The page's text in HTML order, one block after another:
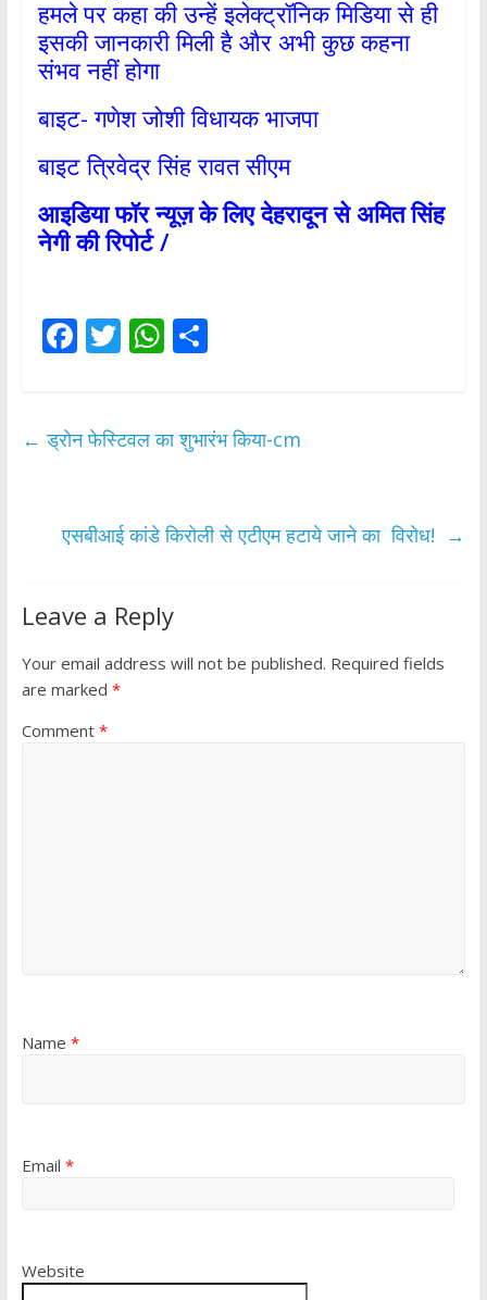
हमले पर कहा की उन्हें इलेक्ट्रॉनिक मिडिया से ही
इसकी जानकारी मिली है और अभी कुछ कहना
संभव नहीं होगा
बाइट- गणेश जोशी विधायक भाजपा
बाइट त्रिवेद्र सिंह रावत सीएम
आइडिया फॉर न्यूज़ के लिए देहरादून से अमित सिंह
नेगी की रिपोर्ट /
F
b
k
T
er
W
s
p
S
e
← ड्रोन फेस्टिवल का शुभारंभ किया-cm
एसबीआई कांडे किरोली से एटीएम हटाये जाने का विरोध! →
Leave a Reply
Your email address will not be published. Required fields
are marked *
Comment *
Name *
Email *
Website